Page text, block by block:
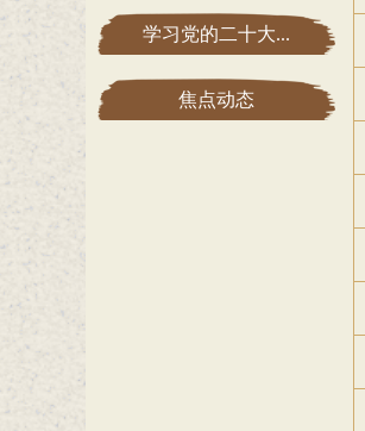
学习党的二十大...
焦点动态